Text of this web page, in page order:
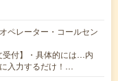
ペレーター・コールセン
受付】・具体的には…内
入力するだけ！…